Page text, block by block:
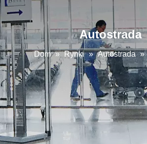
Autostrada
Dom » Rynki » Autostrada »